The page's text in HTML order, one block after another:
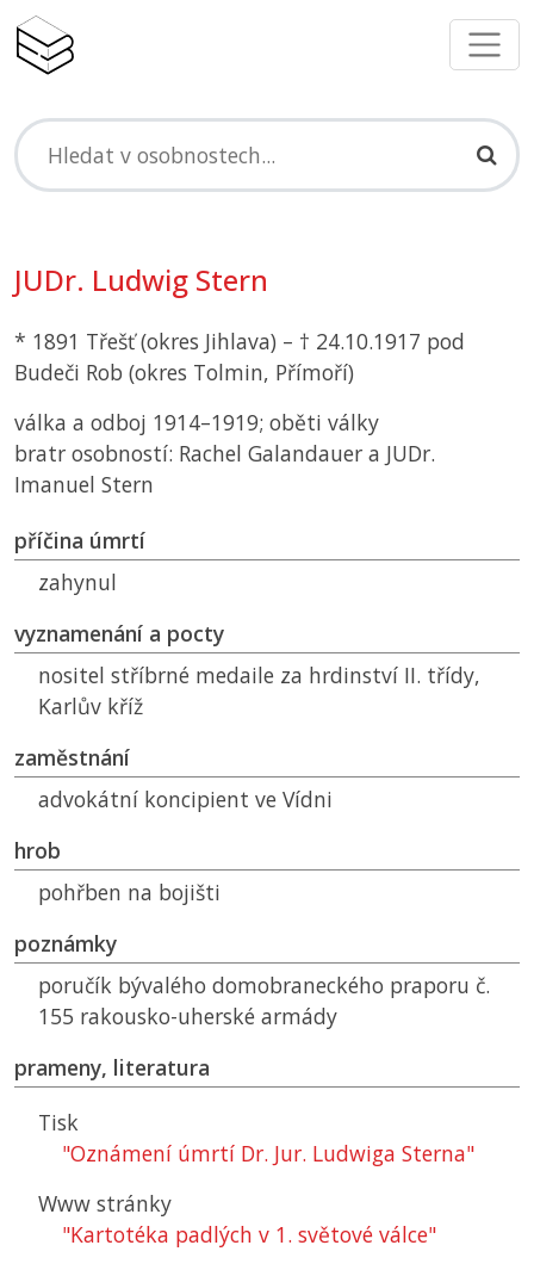
JUDr. Ludwig Stern
* 1891 Třešť (okres Jihlava) – † 24.10.1917 pod
Budeči Rob (okres Tolmin, Přímoří)
válka a odboj 1914–1919; oběti války
bratr osobností: Rachel Galandauer a JUDr.
Imanuel Stern
příčina úmrtí
zahynul
vyznamenání a pocty
nositel stříbrné medaile za hrdinství II. třídy,
Karlův kříž
zaměstnání
advokátní koncipient ve Vídni
hrob
pohřben na bojišti
poznámky
poručík bývalého domobraneckého praporu č.
155 rakousko-uherské armády
prameny, literatura
Tisk
"Oznámení úmrtí Dr. Jur. Ludwiga Sterna"
Www stránky
"Kartotéka padlých v 1. světové válce"